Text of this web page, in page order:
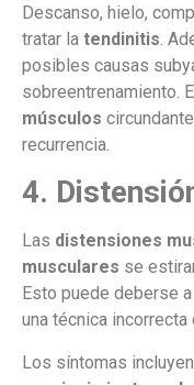
Descanso, hielo,
tratar la tendinitis .
posibles causas
sobreentrenamiento.
músculos
recurrencia.
4.
Las distensiones
musculares se
Esto puede deberse
una técnica
Los síntomas incluyen